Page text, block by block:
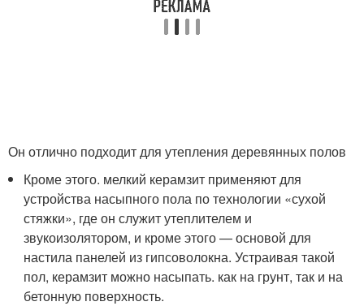
Он отлично подходит для утепления деревянных полов
Кроме этого. мелкий керамзит применяют для
устройства насыпного пола по технологии «сухой
стяжки», где он служит утеплителем и
звукоизолятором, и кроме этого — основой для
настила панелей из гипсоволокна. Устраивая такой
пол, керамзит можно насыпать. как на грунт, так и на
бетонную поверхность.